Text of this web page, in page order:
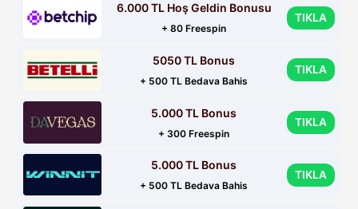
6.000 TL Hoş Geldin Bonusu
+ 80 Freespin
TIKLA
5050 TL Bonus
+ 500 TL Bedava Bahis
TIKLA
5.000 TL Bonus
+ 300 Freespin
TIKLA
5.000 TL Bonus
+ 500 TL Bedava Bahis
TIKLA